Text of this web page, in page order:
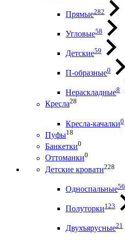
Прямые282
Угловые58
Детские59
П-образные0
Нераскладные8
Кресла28
Кресла-качалки0
Пуфы18
Банкетки0
Оттоманки0
Детские кровати228
Односпальные56
Полуторки123
Двухъярусные21